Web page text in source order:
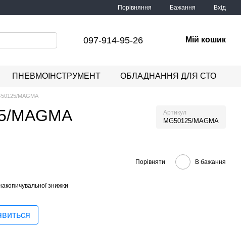
Порівняння Бажання Вхід
097-914-95-26 Мій кошик
ПНЕВМОІНСТРУМЕНТ ОБЛАДНАННЯ ДЛЯ СТО
MAGMA
MAGMA Артикул
MG50125/MAGMA
Порівняти В бажання
знижки